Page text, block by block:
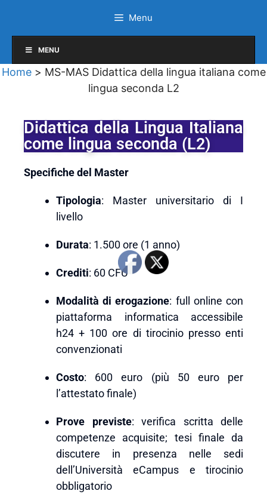
Menu
MENU
Home > MS-MAS Didattica della lingua italiana come
lingua seconda L2
Didattica della Lingua Italiana
come lingua seconda (L2)
Specifiche del Master
Tipologia: Master universitario di I
livello
Durata: 1.500 ore (1 anno)
Crediti: 60 CFU
Modalità di erogazione: full online con
piattaforma informatica accessibile
h24 + 100 ore di tirocinio presso enti
convenzionati
Costo: 600 euro (più 50 euro per
l’attestato finale)
Prove previste: verifica scritta delle
competenze acquisite; tesi finale da
discutere in presenza nelle sedi
dell’Università eCampus e tirocinio
obbligatorio